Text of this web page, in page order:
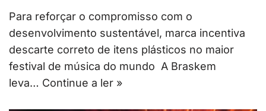
Para reforçar o compromisso com o
desenvolvimento sustentável, marca incentiva
descarte correto de itens plásticos no maior
festival de música do mundo A Braskem
leva… Continue a ler »